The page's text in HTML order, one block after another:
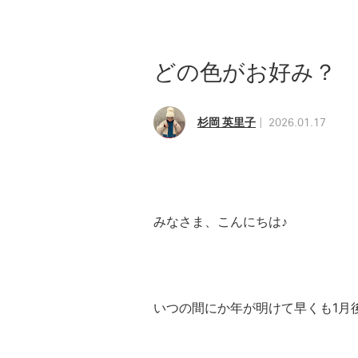
どの色がお好み？
杉岡 英里子 2026.01.17
みなさま、 こんにちは♪
いつの間にか年が明けて早くも1月